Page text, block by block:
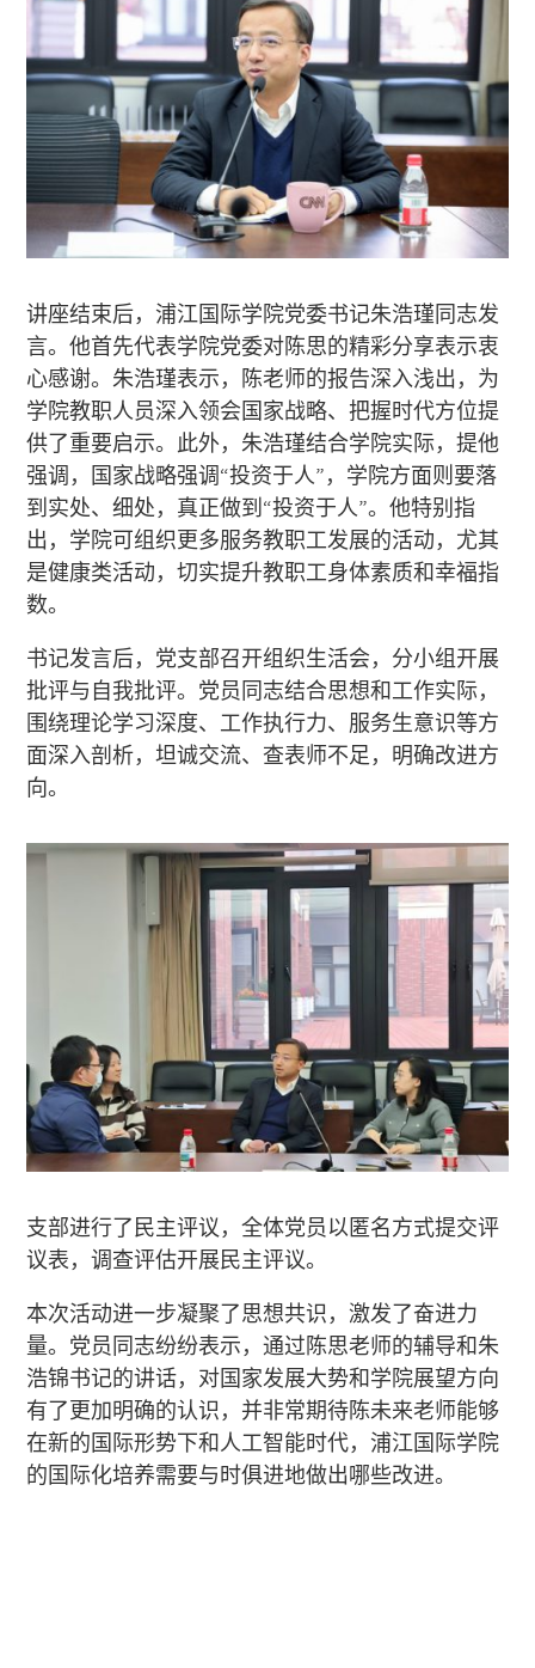
讲座结束后，浦江国际学院党委书记朱浩瑾同志发
言。他首先代表学院党委对陈思的精彩分享表示衷
心感谢。朱浩瑾表示，陈老师的报告深入浅出，为
学院教职人员深入领会国家战略、把握时代方位提
供了重要启示。此外，朱浩瑾结合学院实际，提他
强调，国家战略强调“投资于人”，学院方面则要落
到实处、细处，真正做到“投资于人”。他特别指
出，学院可组织更多服务教职工发展的活动，尤其
是健康类活动，切实提升教职工身体素质和幸福指
数。
书记发言后，党支部召开组织生活会，分小组开展
批评与自我批评。党员同志结合思想和工作实际，
围绕理论学习深度、工作执行力、服务生意识等方
面深入剖析，坦诚交流、查表师不足，明确改进方
向。
支部进行了民主评议，全体党员以匿名方式提交评
议表，调查评估开展民主评议。
本次活动进一步凝聚了思想共识，激发了奋进力
量。党员同志纷纷表示，通过陈思老师的辅导和朱
浩锦书记的讲话，对国家发展大势和学院展望方向
有了更加明确的认识，并非常期待陈未来老师能够
在新的国际形势下和人工智能时代，浦江国际学院
的国际化培养需要与时俱进地做出哪些改进。